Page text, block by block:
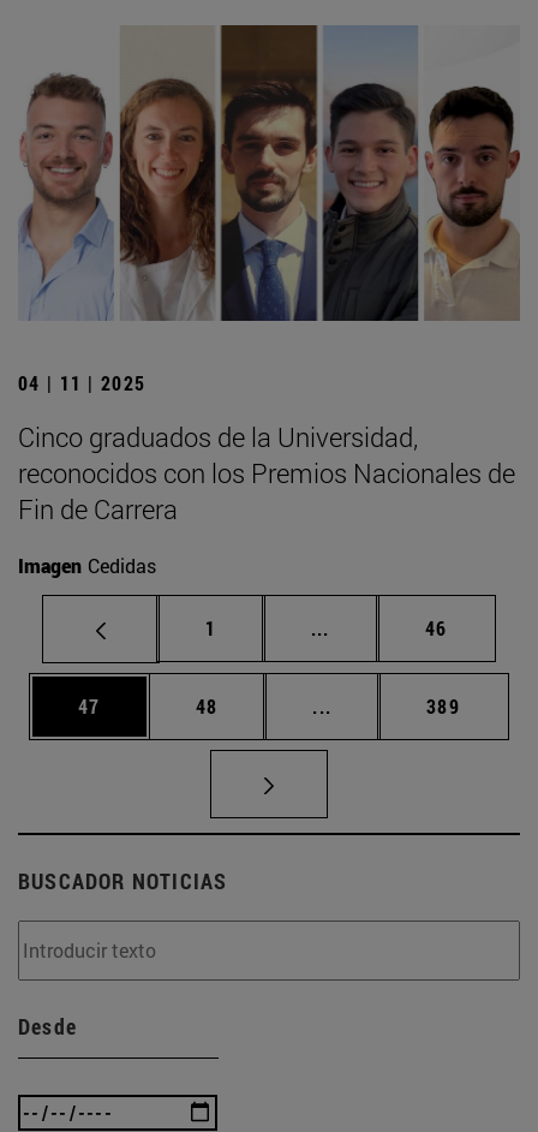
04 | 11 | 2025
Cinco graduados de la Universidad,
reconocidos con los Premios Nacionales de
Fin de Carrera
Imagen Cedidas
Página
1 ... Páginas intermedias
Página
46
Página
47 Página
48 ... Páginas intermedias
Página
389
BUSCADOR NOTICIAS
Desde